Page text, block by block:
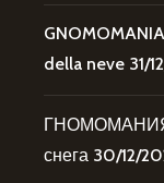
della neve 31/
ГНОМОМАНИЯ
снега 30/12/